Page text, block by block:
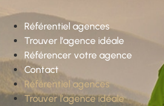
Référentiel agences
Trouver l’agence idéale
Référencer votre agence
Contact
Référentiel agences
Trouver l’agence idéale